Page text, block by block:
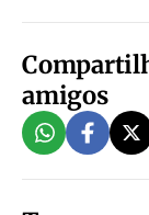
amigos